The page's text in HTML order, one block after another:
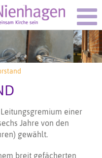
einer
Jahre von den
gewählt.
breit gefächerten